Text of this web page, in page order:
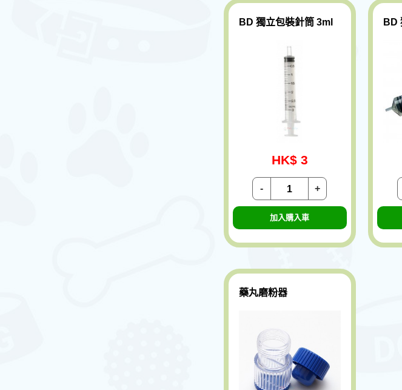
BD 獨立包裝針筒 3ml
HK$ 3
+
-
加入購入車
BD
藥丸磨粉器